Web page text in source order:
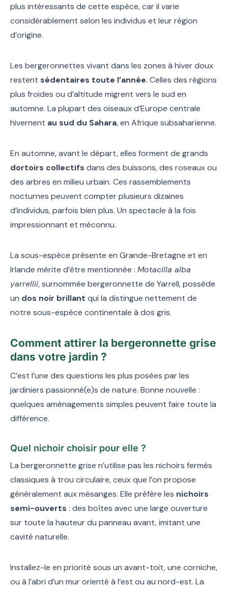
plus intéressants de cette espèce, car il varie
considérablement selon les individus et leur région
d’origine.
Les bergeronnettes vivant dans les zones à hiver doux
restent sédentaires toute l’année. Celles des régions
plus froides ou d’altitude migrent vers le sud en
automne. La plupart des oiseaux d’Europe centrale
hivernent au sud du Sahara, en Afrique subsaharienne.
En automne, avant le départ, elles forment de grands
dortoirs collectifs dans des buissons, des roseaux ou
des arbres en milieu urbain. Ces rassemblements
nocturnes peuvent compter plusieurs dizaines
d’individus, parfois bien plus. Un spectacle à la fois
impressionnant et méconnu.
La sous-espèce présente en Grande-Bretagne et en
Irlande mérite d’être mentionnée : Motacilla alba
yarrellii, surnommée bergeronnette de Yarrell, possède
un dos noir brillant qui la distingue nettement de
notre sous-espèce continentale à dos gris.
Comment attirer la bergeronnette grise
dans votre jardin ?
C’est l’une des questions les plus posées par les
jardiniers passionné(e)s de nature. Bonne nouvelle :
quelques aménagements simples peuvent faire toute la
différence.
Quel nichoir choisir pour elle ?
La bergeronnette grise n’utilise pas les nichoirs fermés
classiques à trou circulaire, ceux que l’on propose
généralement aux mésanges. Elle préfère les nichoirs
semi-ouverts : des boîtes avec une large ouverture
sur toute la hauteur du panneau avant, imitant une
cavité naturelle.
Installez-le en priorité sous un avant-toit, une corniche,
ou à l’abri d’un mur orienté à l’est ou au nord-est. La